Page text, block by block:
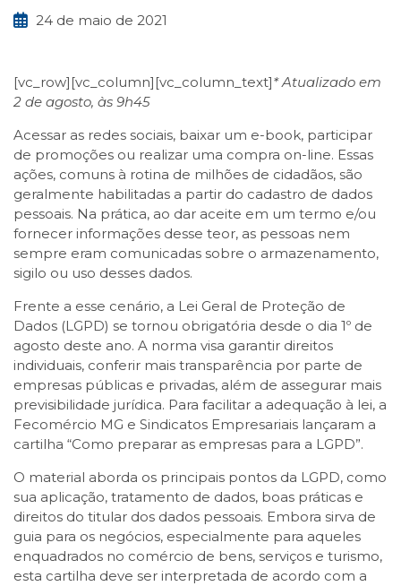
24 de maio de 2021
[vc_row][vc_column][vc_column_text]* Atualizado em
2 de agosto, às 9h45
Acessar as redes sociais, baixar um e-book, participar
de promoções ou realizar uma compra on-line. Essas
ações, comuns à rotina de milhões de cidadãos, são
geralmente habilitadas a partir do cadastro de dados
pessoais. Na prática, ao dar aceite em um termo e/ou
fornecer informações desse teor, as pessoas nem
sempre eram comunicadas sobre o armazenamento,
sigilo ou uso desses dados.
Frente a esse cenário, a Lei Geral de Proteção de
Dados (LGPD) se tornou obrigatória desde o dia 1º de
agosto deste ano. A norma visa garantir direitos
individuais, conferir mais transparência por parte de
empresas públicas e privadas, além de assegurar mais
previsibilidade jurídica. Para facilitar a adequação à lei, a
Fecomércio MG e Sindicatos Empresariais lançaram a
cartilha “Como preparar as empresas para a LGPD”.
O material aborda os principais pontos da LGPD, como
sua aplicação, tratamento de dados, boas práticas e
direitos do titular dos dados pessoais. Embora sirva de
guia para os negócios, especialmente para aqueles
enquadrados no comércio de bens, serviços e turismo,
esta cartilha deve ser interpretada de acordo com a